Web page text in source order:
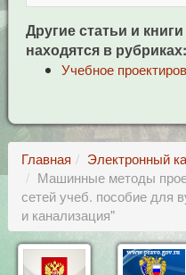
Другие статьи и
находятся в рубриках:
Учебное
Главная
Электронный
Машинные методы
сетей учеб. пособие для
и канализация"